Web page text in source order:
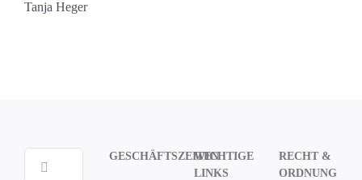
Tanja Heger
GESCHÄFTSZEITENWICHTIGE
LINKS
RECHT &
ORDNUNG